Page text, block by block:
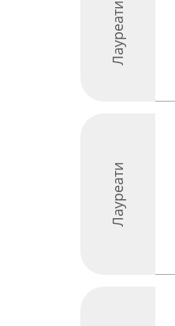
Лауреати
Лауреати